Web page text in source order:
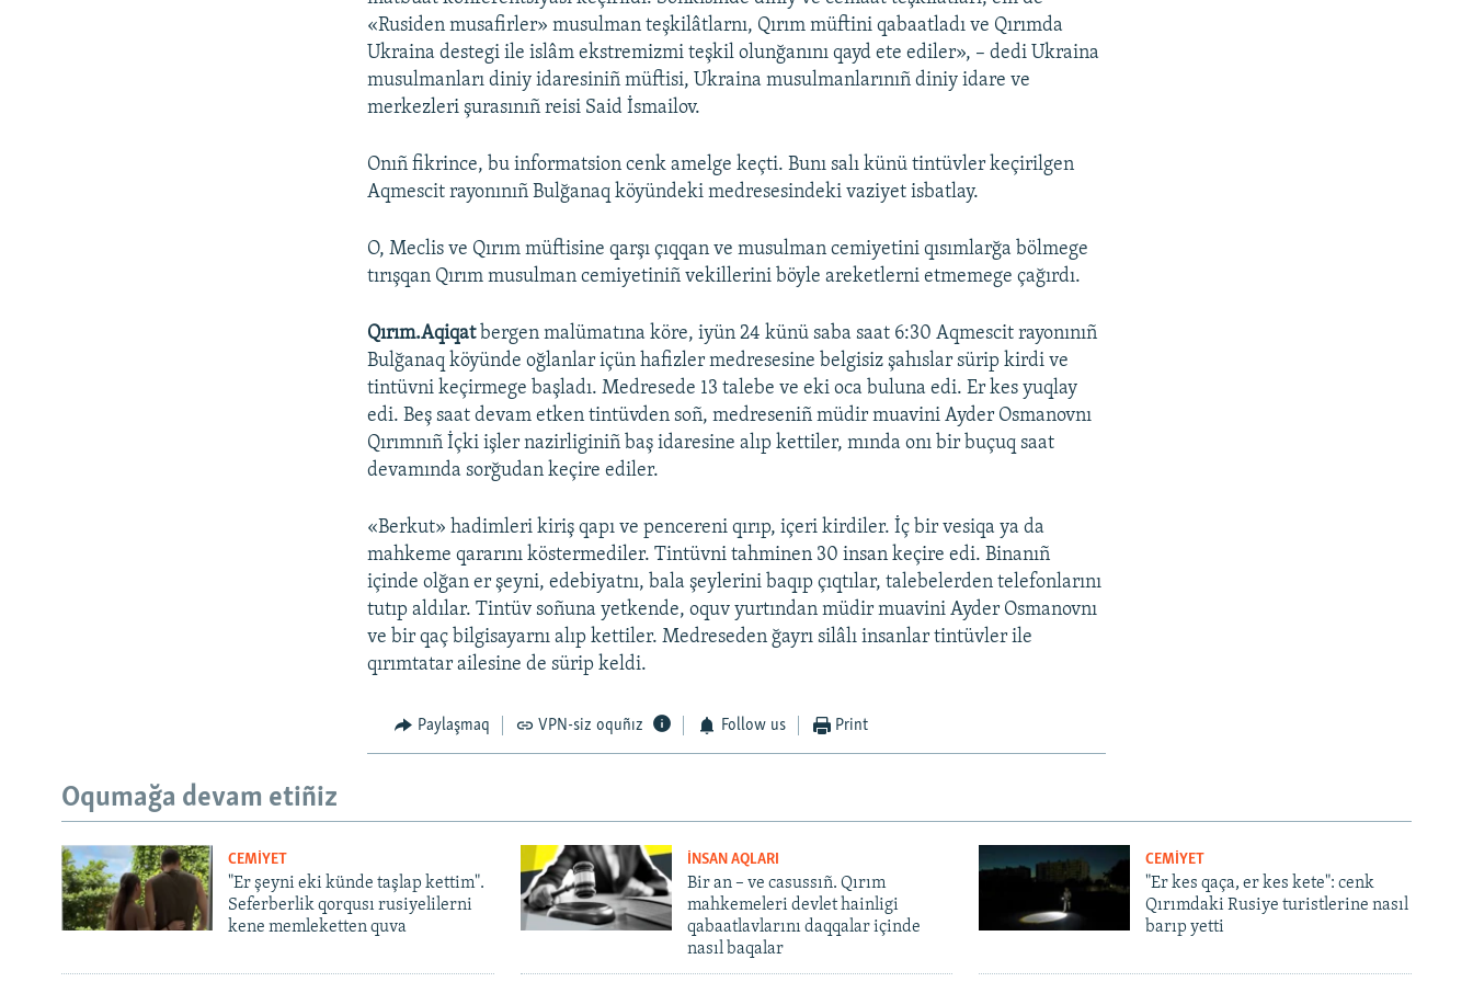
«Rusiden musafirler» musulman teşkilâtlarnı, Qırım müftini qabaatladı ve Qırımda
Ukraina destegi ile islâm ekstremizmi teşkil olunğanını qayd ete ediler», – dedi Ukraina
musulmanları diniy idaresiniñ müftisi, Ukraina musulmanlarınıñ diniy idare ve
merkezleri şurasınıñ reisi Said İsmailov.
Onıñ fikrince, bu informatsion cenk amelge keçti. Bunı salı künü tintüvler keçirilgen
Aqmescit rayonınıñ Bulğanaq köyündeki medresesindeki vaziyet isbatlay.
O, Meclis ve Qırım müftisine qarşı çıqqan ve musulman cemiyetini qısımlarğa bölmege
tırışqan Qırım musulman cemiyetiniñ vekillerini böyle areketlerni etmemege çağırdı.
Qırım.Aqiqatbergen malümatına köre, iyün 24 künü saba saat 6:30 Aqmescit rayonınıñ
Bulğanaq köyünde oğlanlar içün hafizler medresesine belgisiz şahıslar sürip kirdi ve
tintüvni keçirmege başladı. Medresede 13 talebe ve eki oca buluna edi. Er kes yuqlay
edi. Beş saat devam etken tintüvden soñ, medreseniñ müdir muavini Ayder Osmanovnı
Qırımnıñ İçki işler nazirliginiñ baş idaresine alıp kettiler, mında onı bir buçuq saat
devamında sorğudan keçire ediler.
«Berkut» hadimleri kiriş qapı ve pencereni qırıp, içeri kirdiler. İç bir vesiqa ya da
mahkeme qararını köstermediler. Tintüvni tahminen 30 insan keçire edi. Binanıñ
içinde olğan er şeyni, edebiyatnı, bala şeylerini baqıp çıqtılar, talebelerden telefonlarını
tutıp aldılar. Tintüv soñuna yetkende, oquv yurtından müdir muavini Ayder Osmanovnı
ve bir qaç bilgisayarnı alıp kettiler. Medreseden ğayrı silâlı insanlar tintüvler ile
qırımtatar ailesine de sürip keldi.
Paylaşmaq VPN-siz oquñız Follow us Print
Oqumağa devam etiñiz
CEMİYET
"Er şeyni eki künde taşlap kettim".
Seferberlik qorqusı rusiyelilerni
kene memleketten quva
İNSAN AQLARI
Bir an – ve casussıñ. Qırım
mahkemeleri devlet hainligi
qabaatlavlarını daqqalar içinde
nasıl baqalar
CEMİYET
"Er kes qaça, er kes kete": cenk
Qırımdaki Rusiye turistlerine nasıl
barıp yetti